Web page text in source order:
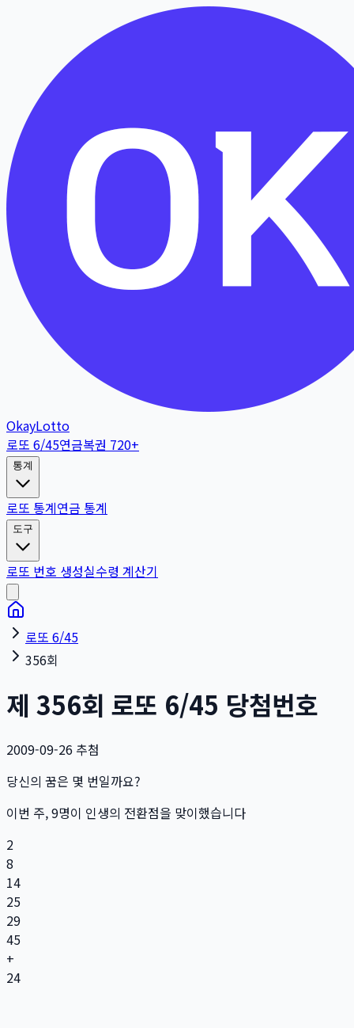
OkayLotto
로또 6/45연금복권 720+
통계
로또 통계연금 통계
도구
로또 번호 생성실수령 계산기
로또 6/45
356회
제 356회 로또 6/45 당첨번호
2009-09-26 추첨
당신의 꿈은 몇 번일까요?
이번 주,9명이 인생의 전환점을 맞이했습니다
2
8
14
25
29
45
+
24